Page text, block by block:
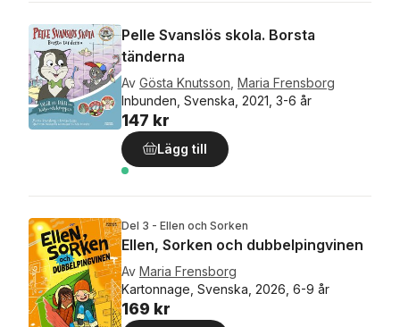
Pelle Svanslös skola. Borsta
tänderna
Av Gösta Knutsson Maria Frensborg
Inbunden, Svenska, 2021, 3-6 år
147 kr
Lägg till
Del 3 - Ellen och Sorken
Ellen, Sorken och dubbelpingvinen
Av Maria Frensborg
Kartonnage, Svenska, 2026, 6-9 år
169 kr